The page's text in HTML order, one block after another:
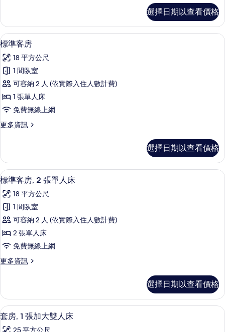
人
床
和
1
張
沙
發
床
的
相
片
1
張
加
雙
人
床
和
張
沙
發
情
選擇日期以查看價格
顯
示
標
準
客
房
所
相
片
低過敏寢具、客房內保險箱、筆電工
15
標準客房
18 平方公尺
1 間臥室
可容納 2 人 (依實際入住人數計費)
1 張單人床
免費無線上網
更多資訊
更
客
房
的
情
選擇日期以查看價格
顯
示
標
準
客
房,
張
人
床
的
標準客房, 2 張單人床 | 低過敏寢具、
13
標準客房, 2 張單人床
18 平方公尺
1 間臥室
可容納 2 人 (依實際入住人數計費)
2 張單人床
免費無線上網
更多資訊
更
客
房,
2
選擇日期以查看價格
顯
示
低過敏寢具、客房內保險箱、筆電工
14
套房, 1 張加大雙人床
25 平方公尺